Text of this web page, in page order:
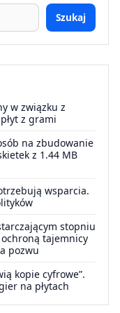
Szukaj
w związku z
z grami
na zbudowanie
z 1.44 MB
wsparcia.
stopniu
tajemnicy
pozwu
kopie cyfrowe”.
na płytach